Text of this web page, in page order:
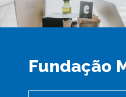
Fundação